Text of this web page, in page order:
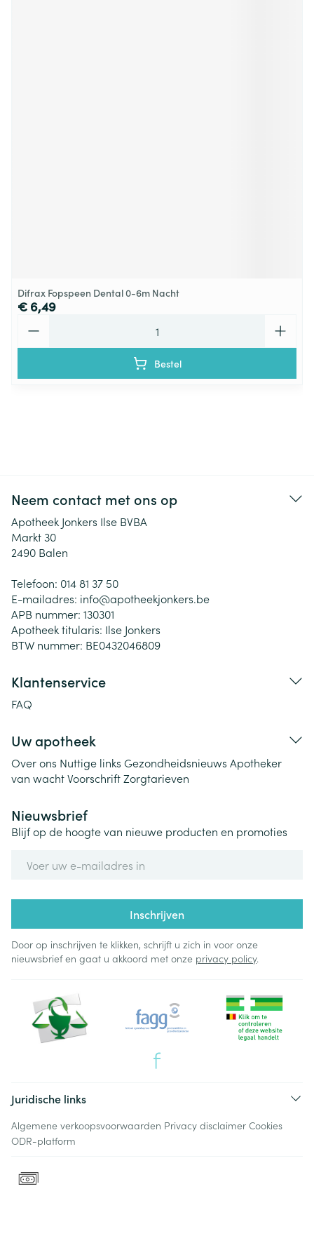
Difrax Fopspeen Dental 0-6m Nacht
€ 6,49
Bestel
Neem contact met ons op
Apotheek Jonkers Ilse BVBA
Markt 30
2490 Balen
Telefoon: 014 81 37 50
E-mailadres: info@apotheekjonkers.be
APB nummer: 130301
Apotheek titularis: Ilse Jonkers
BTW nummer: BE0432046809
Klantenservice
FAQ
Uw apotheek
Over ons Nuttige links Gezondheidsnieuws Apotheker
van wachtVoorschriftZorgtarieven
Nieuwsbrief
Blijf op de hoogte van nieuwe producten en promoties
Inschrijven
Door op inschrijven te klikken, schrijft u zich in voor onze
nieuwsbrief en gaat u akkoord met onze privacy policy.
Juridische links
Algemene verkoopsvoorwaarden Privacy disclaimer Cookies
ODR-platform